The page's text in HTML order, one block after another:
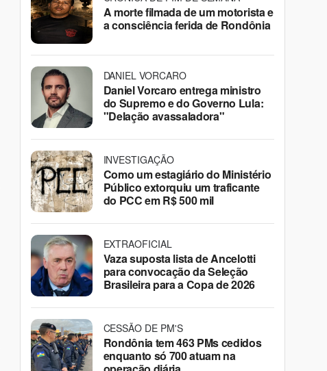
A morte filmada de um motorista e
a consciência ferida de Rondônia
DANIEL VORCARO
Daniel Vorcaro entrega ministro
do Supremo e do Governo Lula:
"Delação avassaladora"
INVESTIGAÇÃO
Como um estagiário do Ministério
Público extorquiu um traficante
do PCC em R$ 500 mil
EXTRAOFICIAL
Vaza suposta lista de Ancelotti
para convocação da Seleção
Brasileira para a Copa de 2026
CESSÃO DE PM'S
Rondônia tem 463 PMs cedidos
enquanto só 700 atuam na